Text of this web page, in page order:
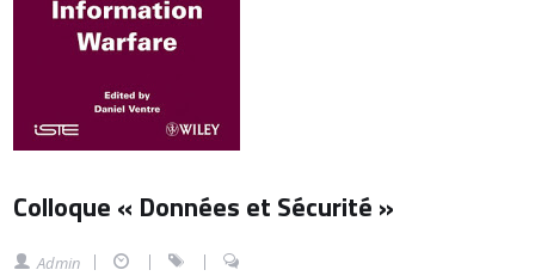
Colloque « Données et Sécurité »
Admin